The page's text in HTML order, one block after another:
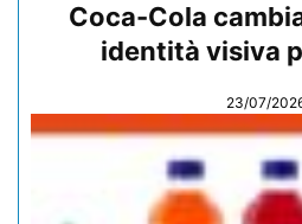
Coca-Cola
identità visiva
23/07/